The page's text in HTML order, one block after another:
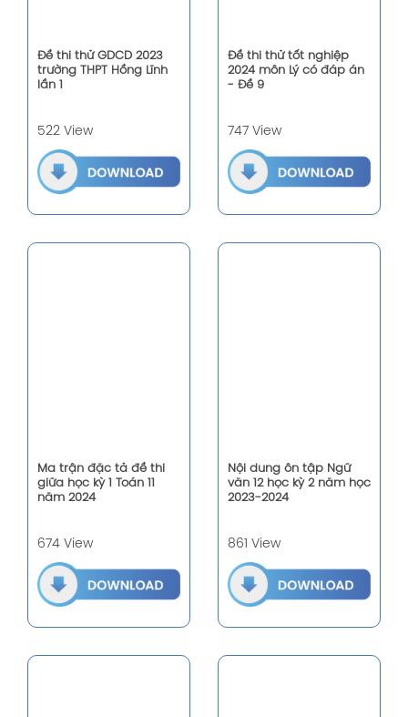
Đề thi thử GDCD 2023
trường THPT Hồng Lĩnh
lần 1
522 View
Đề thi thử tốt nghiệp
2024 môn Lý có đáp án
- Đề 9
747 View
Ma trận đặc tả đề thi
giữa học kỳ 1 Toán 11
năm 2024
674 View
Nội dung ôn tập Ngữ
văn 12 học kỳ 2 năm học
2023-2024
861 View